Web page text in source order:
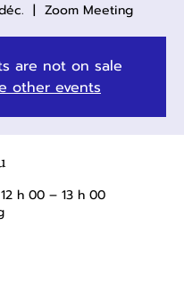
  |
Zoom Meeting
are not on sale
other events
h 00 – 13 h 00